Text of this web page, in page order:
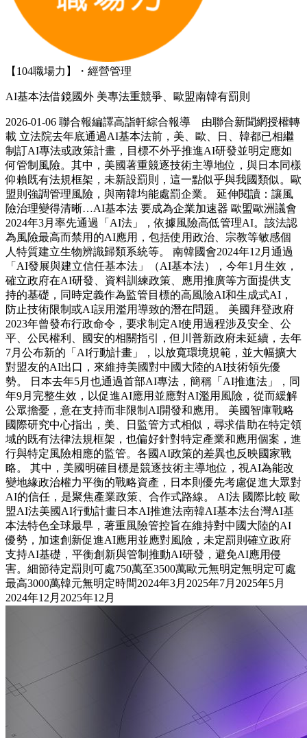
【104職場力】・經營管理
AI基本法借鏡國外 美專法重競爭、歐盟南韓有罰則
2026-01-06 聯合報編譯高詣軒綜合報導 由聯合新聞網授權轉
載 立法院去年底通過AI基本法前，美、歐、日、韓都已相繼
制訂AI專法或政策計畫，目標不外乎推進AI研發並明定應如
何管制風險。其中，美國著重競逐技術主導地位，與日本同樣
仰賴既有法規框架，未新設罰則，這一點似乎與我國類似。歐
盟則強調管理風險，與南韓均能處罰企業。 延伸閱讀：讓風
險治理變得清晰…AI基本法 要成為企業加速器 歐盟歐洲議會
2024年3月率先通過「AI法」，依據風險高低管理AI。該法認
為風險最高而禁用的AI應用，包括使用政治、宗教等敏感個
人特質建立生物辨識歸類系統等。 南韓國會2024年12月通過
「AI發展與建立信任基本法」（AI基本法），今年1月生效，
確立政府在AI研發、資料訓練政策、應用推廣等方面提供支
持的基礎，同時定義作為監管目標的高風險AI和生成式AI，
防止技術限制或AI誤用濫用導致的潛在問題。 美國拜登政府
2023年曾發布行政命令，要求制定AI使用過程涉及安全、公
平、公民權利、國安的相關指引，但川普新政府未延續，去年
7月公布新的「AI行動計畫」，以放寬環境規範，並大幅擴大
對盟友的AI出口，來維持美國對中國大陸的AI技術領先優
勢。 日本去年5月也通過首部AI專法，簡稱「AI推進法」，同
年9月完整生效，以促進AI應用並應對AI濫用風險，從而緩解
公眾擔憂，意在支持而非限制AI開發和應用。 美國智庫戰略
國際研究中心指出，美、日監管方式相似，尋求借助在特定領
域的既有法律法規框架，也偏好針對特定產業和應用個案，進
行與特定風險相應的監管。各國AI政策的差異也反映國家戰
略。 其中，美國明確目標是競逐技術主導地位，視AI為能改
變地緣政治權力平衡的戰略資產，日本則優先考慮促進大眾對
AI的信任，是聚焦產業政策、合作式路線。 AI法 國際比較 歐
盟AI法美國AI行動計畫日本AI推進法南韓AI基本法台灣AI基
本法特色全球最早，著重風險管控旨在維持對中國大陸的AI
優勢，加速創新促進AI應用並應對風險，未定罰則確立政府
支持AI基礎，平衡創新與管制推動AI研發，避免AI應用侵
害。細節待定罰則可處750萬至3500萬歐元無明定無明定可處
最高3000萬韓元無明定時間2024年3月2025年7月2025年5月
2024年12月2025年12月